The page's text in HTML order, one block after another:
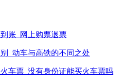
账_网上购票退票
_动车与高铁的不同之处
车票_没有身份证能买火车票吗